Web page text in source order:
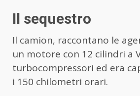
Il sequestro
Il camion, raccontano le
un motore con 12 cilindri a
turbocompressori ed era
i 150 chilometri orari.